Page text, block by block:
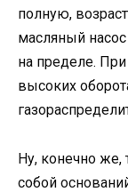
полную,
масляный
на пределе.
высоких
Ну, конечно же,
собой